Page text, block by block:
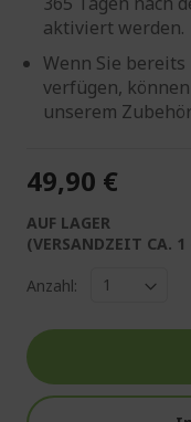
aktiviert werden.
Wenn Sie
verfügen,
unserem
49,90 €
AUF LAGER
(VERSANDZEIT CA. 1
Anzahl: